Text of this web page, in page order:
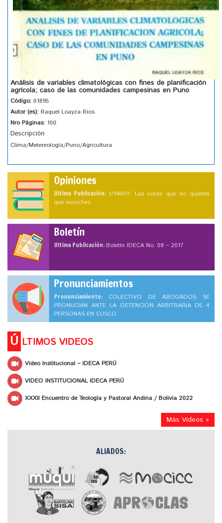
Análisis de variables climatológicas con fines de planificación
agrícola; caso de las comunidades campesinas en Puno
Código: 01895
Autor (es): Raquel Loayza Rios
Nro Páginas: 100
Descripción
Clima/Metereología/Puno/Agricultura
Opiniones
Ultima Publicación: UYARIY: Las voces que no quieren
que escuches
Boletín
Ultima Publicación:Boletín IDECA No. 08 – 2017
Pronunciamientos
Pronunciamiento: COLECTIVO DE ABOGADOS SE
PRONUCIAN ANTE LA DETENCION ARBITRARIA DE 4
PERSONAS EN CUSCO
Ú LTIMOS VIDEOS
Video Institucional – IDECA PERÚ
VIDEO INSTITUCIONAL IDECA PERÚ
XXXII Encuentro de Teología y Pastoral Andina / Bolivia 2022
Más Videos »
ALIADOS: